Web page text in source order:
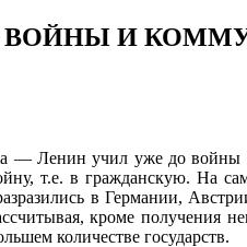
И
— Ленин учил уже до войны
т.е. в граж­данскую. На
в Германии,
кроме получения
количестве государств.